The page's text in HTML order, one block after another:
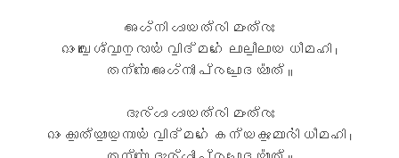
അഗ്നി ഗായത്രി മംത്രഃ
ഓം വൈ॒ശ്വാ॒ന॒രായ॑ വി॒ദ്മഹേ॑ ലാലീ॒ലായ ധീമഹി ।
തന്നോ॑ അഗ്നിഃ പ്രചോ॒ദയാ᳚ത് ॥
ദുര്ഗാ ഗായത്രി മംത്രഃ
ഓം കാ॒ത്യാ॒യ॒നായ॑ വി॒ദ്മഹേ॑ കന്യകു॒മാരി॑ ധീമഹി ।